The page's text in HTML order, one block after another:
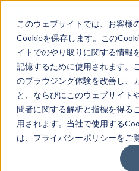
このウェブサイトでは、お客様
Cookieを保存します。この
イトでのやり取りに関する情報
記憶するために使用されます。
のブラウジング体験を改善し、
と、ならびにこのウェブサイト
問者に関する解析と指標を得る
用されます。当社で使用する
は、プライバシーポリシーをご
サー
導入
資料
セミナ
企業
翻訳ブ
翻訳・機械翻訳・ポストエディ
信